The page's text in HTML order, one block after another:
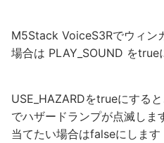
M5Stack VoiceS3Rでウィン
場合は PLAY_SOUND をtrue
USE_HAZARDをtrueにする
でハザードランプが点滅しま
当てたい場合はfalseにしま